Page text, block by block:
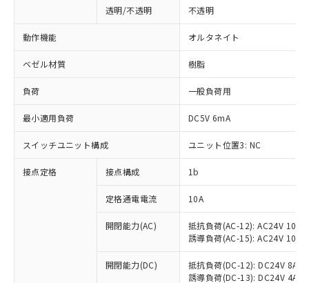
透明/不透明 不透明
動作機能 オルタネイト
ベゼル材質 樹脂
負荷 一般負荷用
最小適用負荷 DC5V 6mA
スイッチユニット構成 ユニット位置3: NC
接点定格 接点構成 1b
定格通電電流 10A
開閉能力(AC)
抵抗負荷(AC-12): AC24V 10A/
誘導負荷(AC-15): AC24V
開閉能力(DC)
抵抗負荷(DC-12): DC24V 8A/
誘導負荷(DC-13): DC24V 4A/
ご利用条件
対応済み：EU RoHS指令（10物質）の
非含有に対応した製品が提供可能な商品で
対応予定：EU RoHS指令（10物質）の非含
有に対応した製品に切り替える予定のある